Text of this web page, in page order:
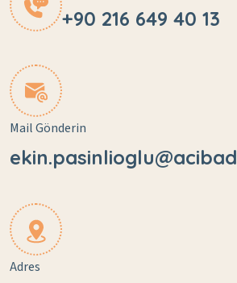
+90 216 649 40 13
Mail Gönderin
Adres